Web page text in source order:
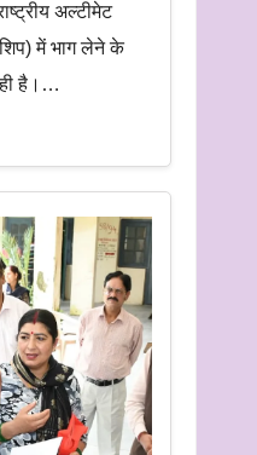
अल्टीमेट
में भाग लेने के
है।…